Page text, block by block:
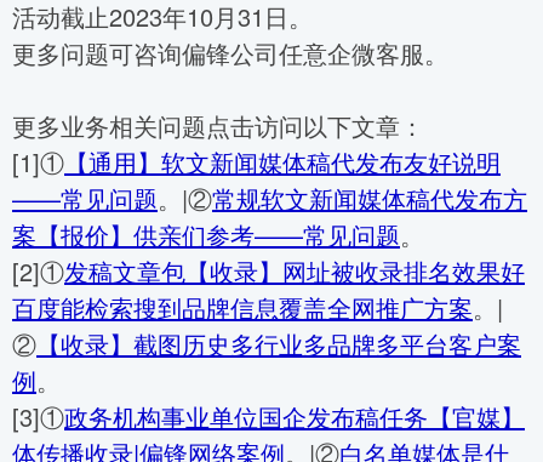
活动截止2023年10月31日。
更多问题可咨询偏锋公司任意企微客服。
更多业务相关问题点击访问以下文章：
[1]① 【通用】软文新闻媒体稿代发布友好说明
——常见问题。|②常规软文新闻媒体稿代发布方
案【报价】供亲们参考——常见问题。
[2]①发稿文章包【收录】网址被收录排名效果好
百度能检索搜到品牌信息覆盖全网推广方案。|
② 【收录】截图历史多行业多品牌多平台客户案
例。
[3]①政务机构事业单位国企发布稿任务【官媒】
体传播收录|偏锋网络案例。|②白名单媒体是什